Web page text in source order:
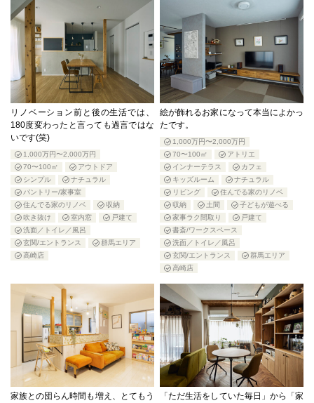
リノベーション前と後の生活では、
180度変わったと言っても過言ではな
いです(笑)
1,000万円〜2,000万円
70〜100㎡
アウトドア
シンプル
ナチュラル
パントリー/家事室
住んでる家のリノベ
収納
吹き抜け
室内窓
戸建て
洗面／トイレ／風呂
玄関/エントランス
群馬エリア
高崎店
絵が飾れるお家になって本当によかっ
たです。
1,000万円〜2,000万円
70〜100㎡
アトリエ
インナーテラス
カフェ
キッズルーム
ナチュラル
リビング
住んでる家のリノベ
収納
土間
子どもが遊べる
家事ラク間取り
戸建て
書斎/ワークスペース
洗面／トイレ／風呂
玄関/エントランス
群馬エリア
高崎店
家族との団らん時間も増え、とてもう
「ただ生活をしていた毎日」から「家